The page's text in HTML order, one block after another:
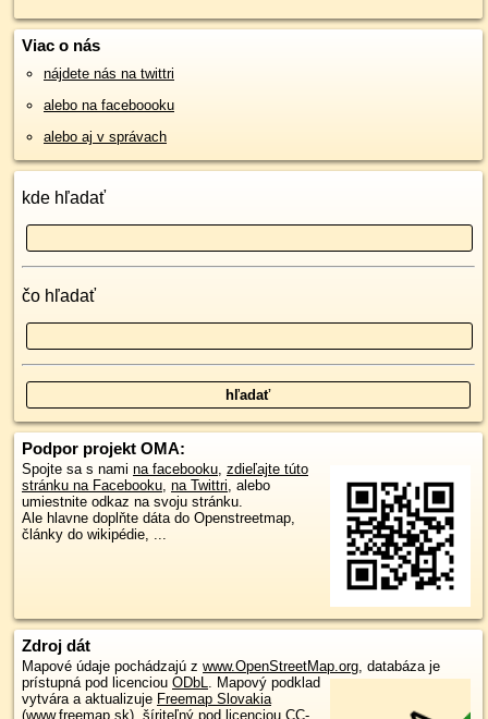
Viac o nás
nájdete nás na twittri
alebo na faceboooku
alebo aj v správach
kde hľadať
čo hľadať
Podpor projekt OMA:
Spojte sa s nami na facebooku, zdieľajte túto
stránku na Facebooku, na Twittri, alebo
umiestnite odkaz na svoju stránku.
Ale hlavne doplňte dáta do Openstreetmap,
články do wikipédie, ...
Zdroj dát
Mapové údaje pochádzajú z www.OpenStreetMap.org , databáza je
prístupná pod licenciou ODbL
Mapový podklad
vytvára a aktualizuje Freemap Slovakia
(www.freemap.sk) , šíriteľný pod licenciou CC-